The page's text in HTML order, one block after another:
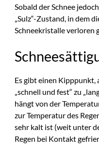
Sobald der Schnee
„Sulz“-Zustand, in dem
Schneekristalle verloren
Es gibt einen Kipppunkt,
„schnell und fest“ zu
hängt von der
zur Temperatur des
sehr kalt ist (weit unter
Regen bei Kontakt